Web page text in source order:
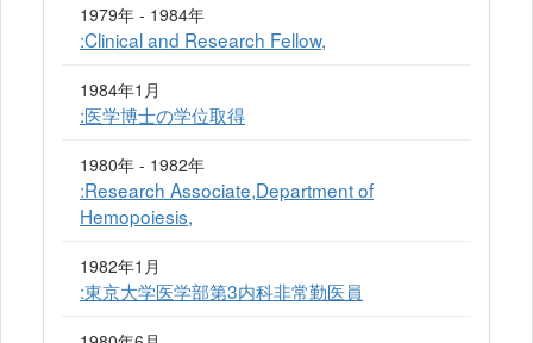
1979年 - 1984年
:Clinical and Research Fellow,
1984年1月
:医学博士の学位取得
1980年 - 1982年
:Research Associate,Department of
Hemopoiesis,
1982年1月
:東京大学医学部第3内科非常勤医員